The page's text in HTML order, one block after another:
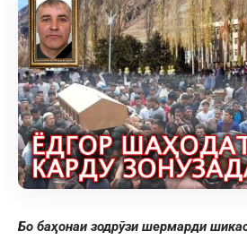
Бо баҳонаи зодрӯзи шермарди